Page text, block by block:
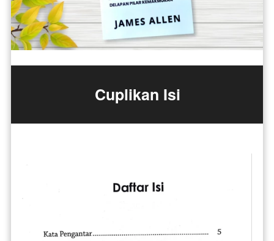
Cuplikan Isi